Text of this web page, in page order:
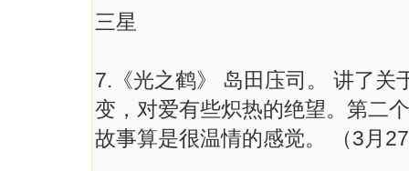
三星
7.《光之鹤》 岛田庒司。 讲了关
变，对爱有些炽热的绝望。第二
故事算是很温情的感觉。 （3月